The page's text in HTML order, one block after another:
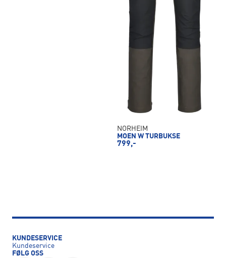
NORHEIM
MOEN W TURBUKSE
799,-
KUNDESERVICE
Kundeservice
FØLG OSS